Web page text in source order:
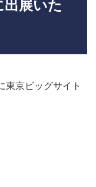
>
出展いた
東京ビッグサイト